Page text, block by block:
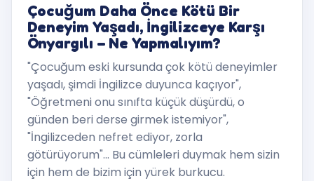
Çocuğum Daha Önce Kötü Bir
Deneyim Yaşadı, İngilizceye Karşı
Önyargılı – Ne Yapmalıyım?
"Çocuğum eski kursunda çok kötü deneyimler
yaşadı, şimdi İngilizce duyunca kaçıyor",
"Öğretmeni onu sınıfta küçük düşürdü, o
günden beri derse girmek istemiyor",
"İngilizceden nefret ediyor, zorla
götürüyorum"... Bu cümleleri duymak hem sizin
için hem de bizim için yürek burkucu.